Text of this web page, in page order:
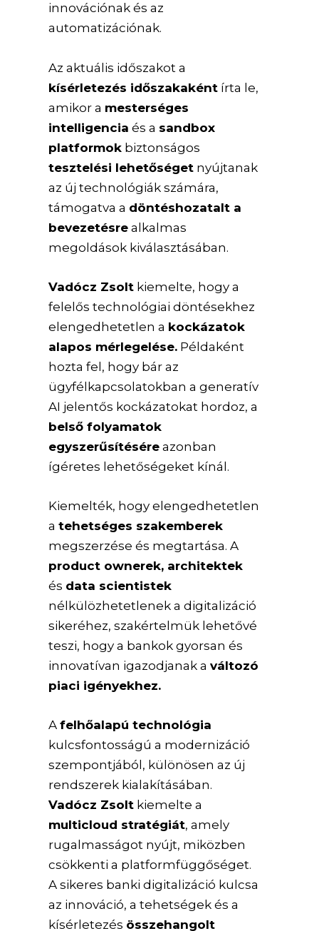
innovációnak és az
automatizációnak.
Az aktuális időszakot a
kísérletezés időszakaként írta le,
amikor a mesterséges
intelligencia és a sandbox
platformok biztonságos
tesztelési lehetőséget nyújtanak
az új technológiák számára,
támogatva a döntéshozatalt a
bevezetésre alkalmas
megoldások kiválasztásában.
Vadócz Zsolt kiemelte, hogy a
felelős technológiai döntésekhez
elengedhetetlen a kockázatok
alapos mérlegelése. Példaként
hozta fel, hogy bár az
ügyfélkapcsolatokban a generatív
AI jelentős kockázatokat hordoz, a
belső folyamatok
egyszerűsítésére azonban
ígéretes lehetőségeket kínál.
Kiemelték, hogy elengedhetetlen
atehetséges szakemberek
megszerzése és megtartása. A
product ownerek, architektek
és data scientistek
nélkülözhetetlenek a digitalizáció
sikeréhez, szakértelmük lehetővé
teszi, hogy a bankok gyorsan és
innovatívan igazodjanak aváltozó
piaci igényekhez.
Afelhőalapú technológia
kulcsfontosságú a modernizáció
szempontjából, különösen az új
rendszerek kialakításában.
Vadócz Zsolt kiemelte a
multicloud stratégiát, amely
rugalmasságot nyújt, miközben
csökkenti a platformfüggőséget.
A sikeres banki digitalizáció kulcsa
az innováció, a tehetségek és a
kísérletezés összehangolt